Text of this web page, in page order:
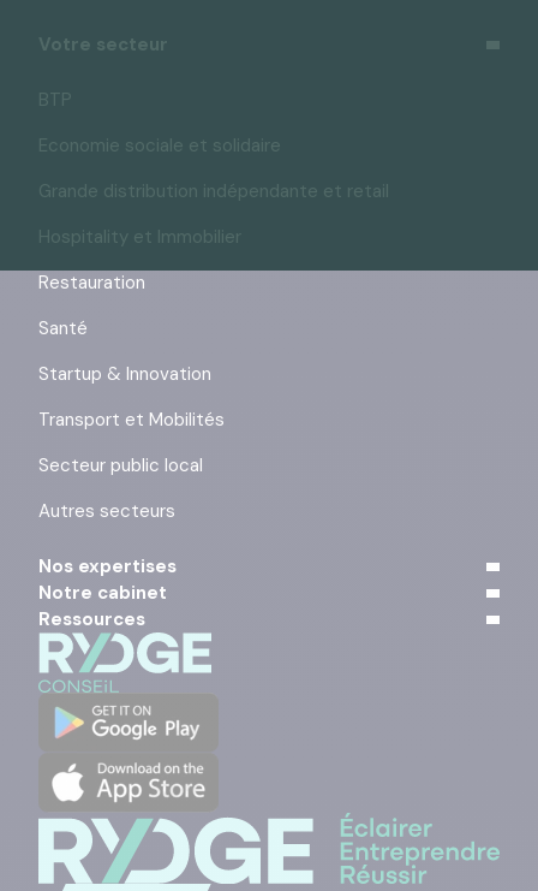
Votre secteur
BTP
Economie sociale et solidaire
Grande distribution indépendante et retail
Hospitality et Immobilier
Restauration
Santé
Startup & Innovation
Transport et Mobilités
Secteur public local
Autres secteurs
Nos expertises
Notre cabinet
Ressources